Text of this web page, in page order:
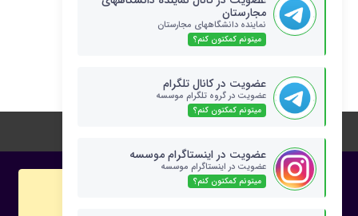
دسته‌ها
اخبار تحصیلی مجارستان
copyright
مجارستان
نماینده دانشگاههای مجارستان
میتونم کمکتون کنم؟
عضویت در کانال تلگرام
عضویت در گروه تلگرام موسسه
میتونم کمکتون کنم؟
عضویت در اینستاگرام موسسه
عضویت در اینستاگرام موسسه
میتونم کمکتون کنم؟